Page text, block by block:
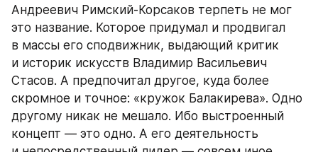
Андреевич Римский-Корсаков терпеть не мог
это название. Которое придумал и продвигал
в массы его сподвижник, выдающий критик
и историк искусств Владимир Васильевич
Стасов. А предпочитал другое, куда более
скромное и точное: «кружок Балакирева». Одно
другому никак не мешало. Ибо выстроенный
концепт — это одно. А его деятельность